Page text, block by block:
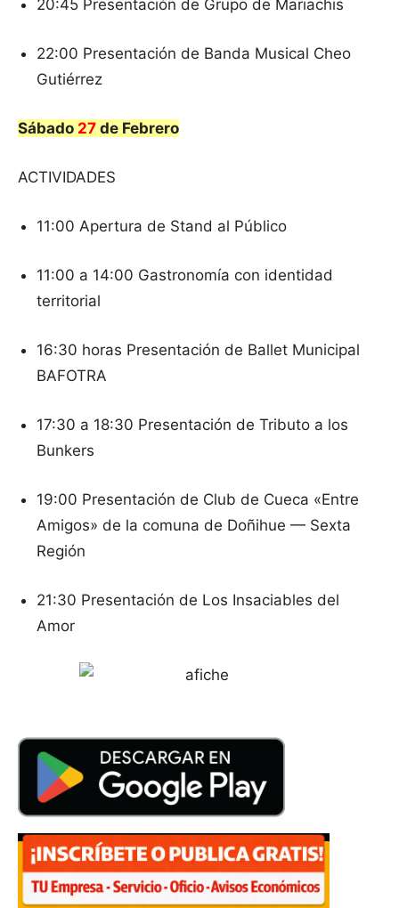
20:45 Presentación de Grupo de Mariachis
22:00 Presentación de Banda Musical Cheo
Gutiérrez
Sábado 27 de Febrero
ACTIVIDADES
11:00 Apertura de Stand al Público
11:00 a 14:00 Gastronomía con identidad
territorial
16:30 horas Presentación de Ballet Municipal
BAFOTRA
17:30 a 18:30 Presentación de Tributo a los
Bunkers
19:00 Presentación de Club de Cueca «Entre
Amigos» de la comuna de Doñihue — Sexta
Región
21:30 Presentación de Los Insaciables del
Amor